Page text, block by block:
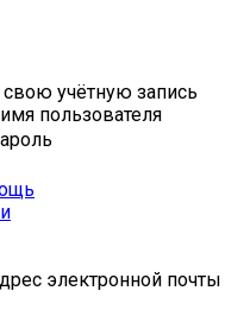
учётную запись
пользователя
электронной почты